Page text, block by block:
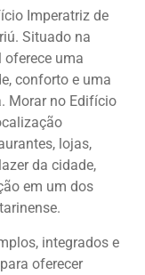
Imperatriz de
Situado na
uma
conforto e uma
Morar no Edifício
lojas,
da cidade,
em um dos
integrados e
oferecer